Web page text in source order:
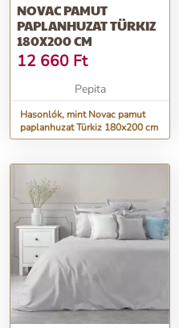
NOVAC PAMUT
PAPLANHUZAT TÜRKIZ
180X200 CM
12 660 Ft
Pepita
Hasonlók, mint Novac pamut
paplanhuzat Türkiz 180x200 cm